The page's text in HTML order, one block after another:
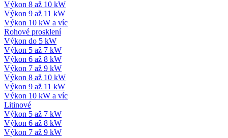
Výkon 8 až 10 kW
Výkon 9 až 11 kW
Výkon 10 kW a víc
Rohové prosklení
Výkon do 5 kW
Výkon 5 až 7 kW
Výkon 6 až 8 kW
Výkon 7 až 9 kW
Výkon 8 až 10 kW
Výkon 9 až 11 kW
Výkon 10 kW a víc
Litinové
Výkon 5 až 7 kW
Výkon 6 až 8 kW
Výkon 7 až 9 kW